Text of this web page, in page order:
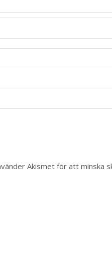
Akismet för att minska